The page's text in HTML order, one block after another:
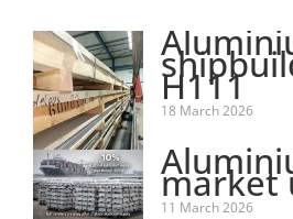
H111
18 March 2026
market
11 March 2026